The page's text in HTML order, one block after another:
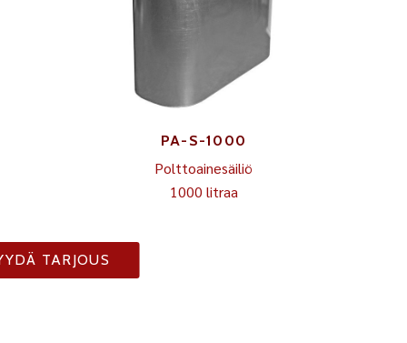
PA-S-1000
Polttoainesäiliö
1000 litraa
TARJOUS